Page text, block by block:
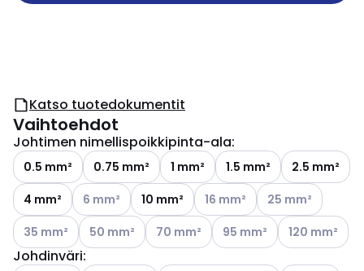
Katso tuotedokumentit
Vaihtoehdot
Johtimen nimellispoikkipinta-ala:
0.5 mm² 0.75 mm² 1 mm² 1.5 mm²
2.5 mm²
4 mm²
Katso käytettävissä olevat vaihtoehdot
6 mm² 10 mm² Katso käytettävissä olevat
16 mm² Katso
25 mm²
Katso käytettävissä olevat vaihtoehdot
35 mm² Katso käytettävissä olevat vaihtoehdot
50 mm² Katso käytettävissä olevat
70 mm² Katso käytettävissä
95 mm² Katso
120 mm²
Johdinväri: